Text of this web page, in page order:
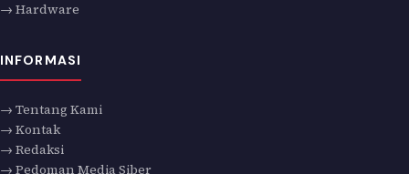
→ Hardware
INFORMASI
→ Tentang Kami
→ Kontak
→ Redaksi
→ Pedoman Media Siber